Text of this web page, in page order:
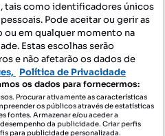
NOS:
tais como identificadores únicos
Pode aceitar ou gerir as
ou em qualquer momento na
Estas escolhas serão
e não afetarão os dados de
Política de Privacidade
os dados para fornecermos:
Procurar ativamente as características
os públicos através de estatísticas
fontes. Armazenar e/ou aceder a
da publicidade. Criar perfis
para publicidade personalizada.